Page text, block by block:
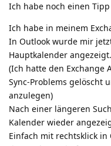
Ich habe noch einen
Ich habe in meinem
In Outlook wurde mir
Hauptkalender angezeigt.
(Ich hatte den Exchange
Sync-Problems gelöscht
anzulegen)
Nach einer längeren
Kalender wieder
Einfach mit rechtsklick